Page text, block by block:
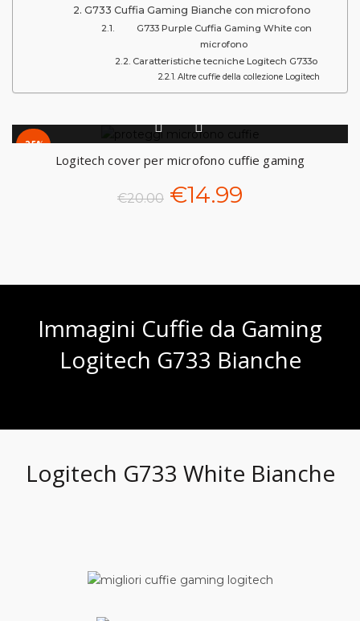
G733 Cuffia Gaming Bianche con microfono
G733 Purple Cuffia Gaming White con
microfono
Caratteristiche tecniche Logitech G733o
Altre cuffie della collezione Logitech
-25%
Logitech cover per microfono cuffie gaming
€20.00 Il
€20.00.
€14.99
€14.99.
Immagini Cuffie da Gaming
Logitech G733 Bianche
Logitech G733 White Bianche